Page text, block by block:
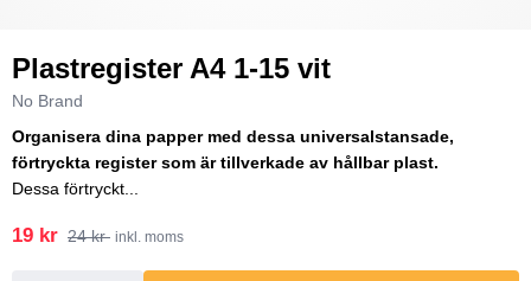
Plastregister A4 1-15 vit
No Brand
Organisera dina papper med dessa universalstansade,
förtryckta register som är tillverkade av hållbar plast.
Dessa förtryckt...
19 kr 24 kr inkl. moms